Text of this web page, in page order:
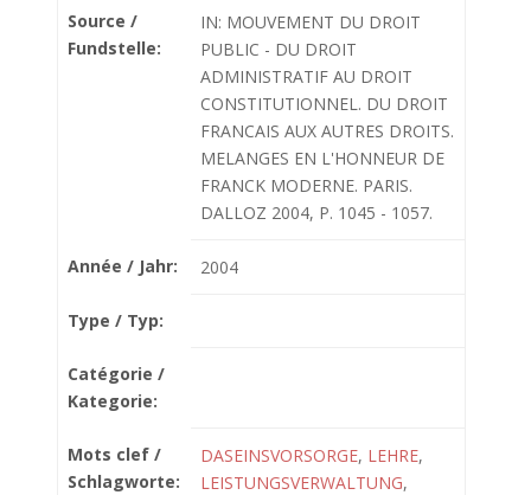
Source /
Fundstelle:
IN: MOUVEMENT DU DROIT
PUBLIC - DU DROIT
ADMINISTRATIF AU DROIT
CONSTITUTIONNEL. DU DROIT
FRANCAIS AUX AUTRES DROITS.
MELANGES EN L'HONNEUR DE
FRANCK MODERNE. PARIS.
DALLOZ 2004, P. 1045 - 1057.
Année / Jahr: 2004
Type / Typ:
Catégorie /
Kategorie:
Mots clef /
Schlagworte:
DASEINSVORSORGE, LEHRE,
LEISTUNGSVERWALTUNG,